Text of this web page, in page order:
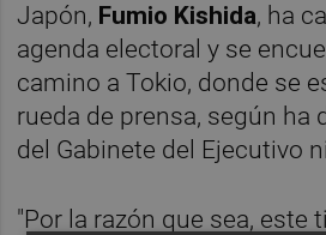
Japón, Fumio Kishida, ha
agenda electoral y se
camino a Tokio, donde se
rueda de prensa, según ha
del Gabinete del Ejecutivo
"Por la razón que sea, este